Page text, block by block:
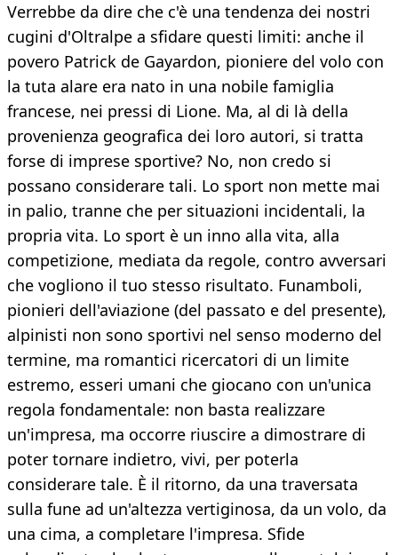
Verrebbe da dire che c'è una tendenza dei nostri
cugini d'Oltralpe a sfidare questi limiti: anche il
povero Patrick de Gayardon, pioniere del volo con
la tuta alare era nato in una nobile famiglia
francese, nei pressi di Lione. Ma, al di là della
provenienza geografica dei loro autori, si tratta
forse di imprese sportive? No, non credo si
possano considerare tali. Lo sport non mette mai
in palio, tranne che per situazioni incidentali, la
propria vita. Lo sport è un inno alla vita, alla
competizione, mediata da regole, contro avversari
che vogliono il tuo stesso risultato. Funamboli,
pionieri dell'aviazione (del passato e del presente),
alpinisti non sono sportivi nel senso moderno del
termine, ma romantici ricercatori di un limite
estremo, esseri umani che giocano con un'unica
regola fondamentale: non basta realizzare
un'impresa, ma occorre riuscire a dimostrare di
poter tornare indietro, vivi, per poterla
considerare tale. È il ritorno, da una traversata
sulla fune ad un'altezza vertiginosa, da un volo, da
una cima, a completare l'impresa. Sfide